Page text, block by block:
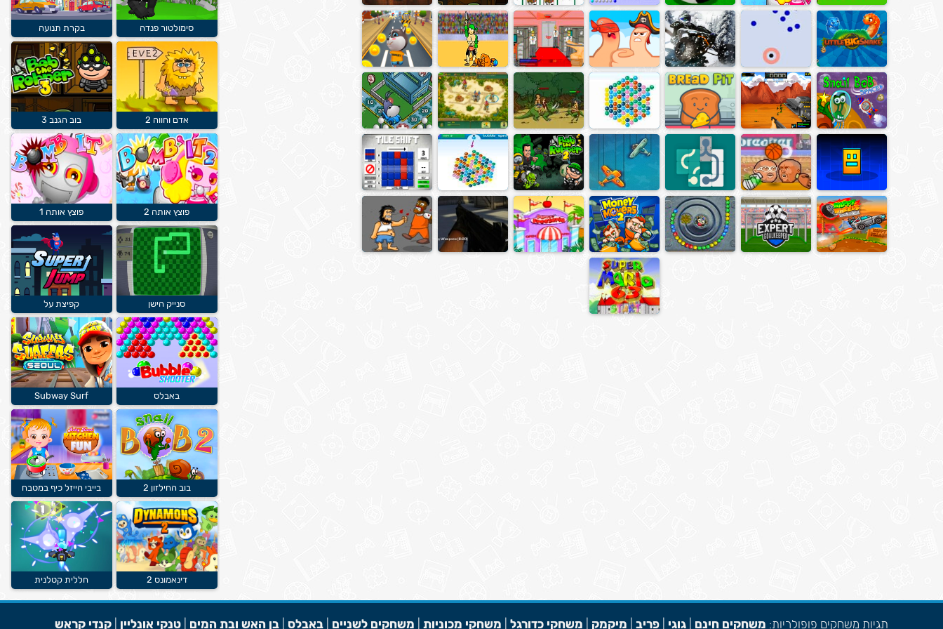
סימולטור פנדה בקרת תנועה
אדם וחווה 2 בוב הגנב 3
פוצץ אותה 2 פוצץ אותה 1
סנייק הישן קפיצת על
באבלס Subway Surf
בוב החילזון 2 בייבי הייזל כיף במטבח
דינאמונס 2 חללית קטלנית
תגיות משחקים פופולריות: משחקים חינם גוגי פריב מיקמק משחקי כדורגל משחקי מכוניות משחקים לשניים באבלס בן האש ובת המים טנקי אונליין קנדי קראש